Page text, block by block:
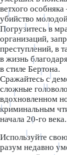
ветхого
убийство
Погрузитесь в
организаций,
преступлений, в
в жизнь
в стиле Бертона.
Сражайтесь с
сложные
вдохновленном
криминальным
начала 20-го века.
Используйте
разум недавно